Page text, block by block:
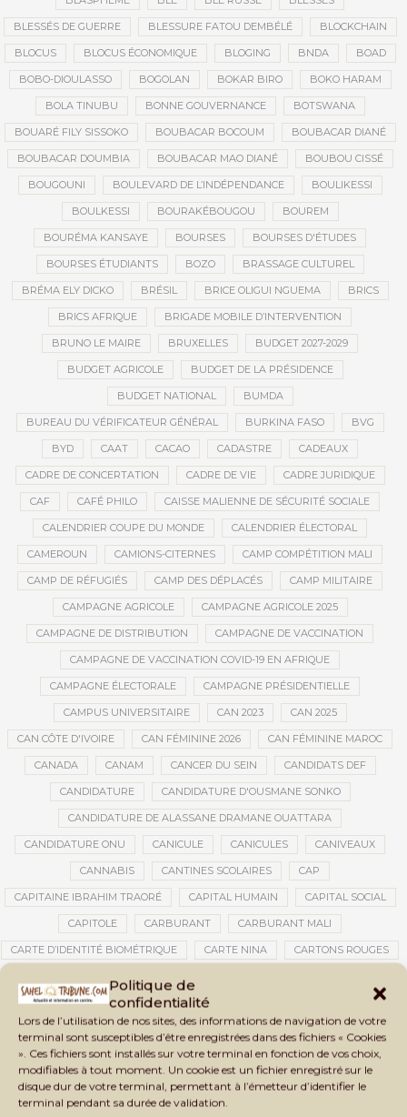
Politique de
confidentialité
Lors de l’utilisation de nos sites, des informations de navigation de votre
terminal sont susceptibles d’être enregistrées dans des fichiers « Cookies
». Ces fichiers sont installés sur votre terminal en fonction de vos choix,
modifiables à tout moment. Un cookie est un fichier enregistré sur le
disque dur de votre terminal, permettant à l’émetteur d’identifier le
terminal pendant sa durée de validation.
BLESSÉS DE GUERRE BLESSURE FATOU DEMBÉLÉ BLOCKCHAIN
BLOCUS BLOCUS ÉCONOMIQUE BLOGING BNDA BOAD
BOBO-DIOULASSO BOGOLAN BOKAR BIRO BOKO HARAM
BOLA TINUBU BONNE GOUVERNANCE BOTSWANA
BOUARÉ FILY SISSOKO BOUBACAR BOCOUM BOUBACAR DIANÉ
BOUBACAR DOUMBIA BOUBACAR MAO DIANÉ BOUBOU CISSÉ
BOUGOUNI BOULEVARD DE L’INDÉPENDANCE BOULIKESSI
BOULKESSI BOURAKÉBOUGOU BOUREM
BOURÉMA KANSAYE BOURSES BOURSES D'ÉTUDES
BOURSES ÉTUDIANTS BOZO BRASSAGE CULTUREL
BRÉMA ELY DICKO BRÉSIL BRICE OLIGUI NGUEMA BRICS
BRICS AFRIQUE BRIGADE MOBILE D’INTERVENTION
BRUNO LE MAIRE BRUXELLES BUDGET 2027-2029
BUDGET AGRICOLE BUDGET DE LA PRÉSIDENCE
BUDGET NATIONAL BUMDA
BUREAU DU VÉRIFICATEUR GÉNÉRAL BURKINA FASO BVG
BYD CAAT CACAO CADASTRE CADEAUX
CADRE DE CONCERTATION CADRE DE VIE CADRE JURIDIQUE
CAF CAFÉ PHILO CAISSE MALIENNE DE SÉCURITÉ SOCIALE
CALENDRIER COUPE DU MONDE CALENDRIER ÉLECTORAL
CAMEROUN CAMIONS-CITERNES CAMP COMPÉTITION MALI
CAMP DE RÉFUGIÉS CAMP DES DÉPLACÉS CAMP MILITAIRE
CAMPAGNE AGRICOLE CAMPAGNE AGRICOLE 2025
CAMPAGNE DE DISTRIBUTION CAMPAGNE DE VACCINATION
CAMPAGNE DE VACCINATION COVID-19 EN AFRIQUE
CAMPAGNE ÉLECTORALE CAMPAGNE PRÉSIDENTIELLE
CAMPUS UNIVERSITAIRE CAN 2023 CAN 2025
CAN CÔTE D'IVOIRE CAN FÉMININE 2026 CAN FÉMININE MAROC
CANADA CANAM CANCER DU SEIN CANDIDATS DEF
CANDIDATURE CANDIDATURE D'OUSMANE SONKO
CANDIDATURE DE ALASSANE DRAMANE OUATTARA
CANDIDATURE ONU CANICULE CANICULES CANIVEAUX
CANNABIS CANTINES SCOLAIRES CAP
CAPITAINE IBRAHIM TRAORÉ CAPITAL HUMAIN CAPITAL SOCIAL
CAPITOLE CARBURANT CARBURANT MALI
CARTE D’IDENTITÉ BIOMÉTRIQUE CARTE NINA CARTONS ROUGES
CATASTROPHES CLIMATIQUES
CAUTION 10 000 DOLLARS CAUTION DE VISA CDAT CECOGEC
CEDEAO CÉDÉAO CEI CÉLÉBRATION NATIONALE CEMAC
CEMAPI CEN-SNESUP CENOU CENSURE
CENTRAFRIQUE CENTRALE SOLAIRE